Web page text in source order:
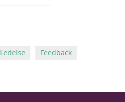
Ledelse Feedback